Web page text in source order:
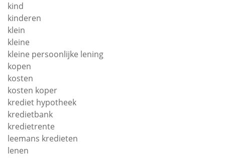
kind
kinderen
klein
kleine
kleine persoonlijke lening
kopen
kosten
kosten koper
krediet hypotheek
kredietbank
kredietrente
leemans kredieten
lenen